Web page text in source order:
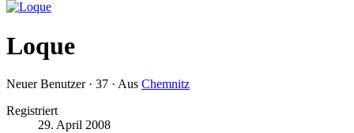
Loque
Neuer Benutzer · 37 · Aus Chemnitz
Registriert
29. April 2008